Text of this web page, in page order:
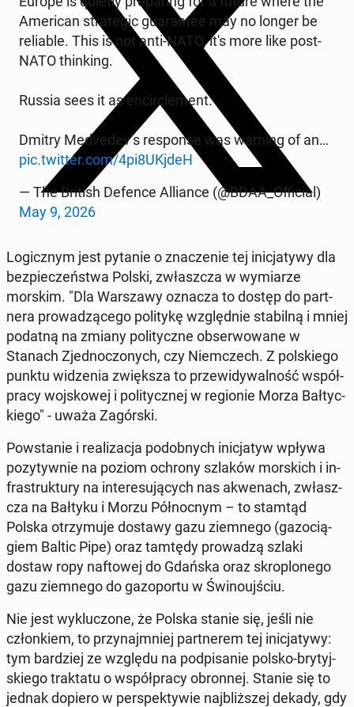
Ame­ri­can stra­te­gic gu­aran­tee may no longer be
re­lia­ble. This is not anti-NATO, it's more like post-
NATO thin­king.
Russia sees it as en­circ­le­ment.
Dmitry Me­dve­dev’s re­spon­se was warning of an…
pic.twitter.com/4pi8UKjdeH
— The British Defence Al­lian­ce (@BDAA_Of­fi­cial)
May 9, 2026
Lo­gicz­nym jest pytanie o zna­cze­nie tej ini­cja­ty­wy dla
bez­pie­czeń­stwa Polski, zwłasz­cza w wy­mia­rze
morskim. "Dla War­sza­wy oznacza to dostęp do part­
ne­ra pro­wa­dzą­ce­go po­li­ty­kę względ­nie sta­bil­ną i mniej
podatną na zmiany po­li­tycz­ne ob­ser­wo­wa­ne w
Stanach Zjed­no­czo­nych, czy Niem­czech. Z pol­skie­go
punktu wi­dze­nia zwięk­sza to prze­wi­dy­wal­ność współ­
pra­cy woj­sko­wej i po­li­tycz­nej w re­gio­nie Morza Bał­tyc­
kie­go" - uważa Za­gór­ski.
Po­wsta­nie i re­ali­za­cja po­dob­nych ini­cja­tyw wpływa
po­zy­tyw­nie na poziom ochrony szlaków mor­skich i in­
fra­struk­tu­ry na in­te­re­su­ją­cych nas akwe­nach, zwłasz­
cza na Bałtyku i Morzu Pół­noc­nym – to stamtąd
Polska otrzy­mu­je dostawy gazu ziem­ne­go (ga­zo­cią­
giem Baltic Pipe) oraz tamtędy pro­wa­dzą szlaki
dostaw ropy naf­to­wej do Gdańska oraz skro­plo­ne­go
gazu ziem­ne­go do ga­zo­por­tu w Świ­no­uj­ściu.
Nie jest wy­klu­czo­ne, że Polska stanie się, jeśli nie
człon­kiem, to przy­naj­mniej part­ne­rem tej ini­cja­ty­wy:
tym bar­dziej ze względu na pod­pi­sa­nie polsko-bry­tyj­
skie­go trak­ta­tu o współ­pra­cy obron­nej. Stanie się to
jednak dopiero w per­spek­ty­wie naj­bliż­szej dekady, gdy